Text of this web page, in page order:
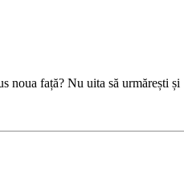
noua față? Nu uita să urmărești și